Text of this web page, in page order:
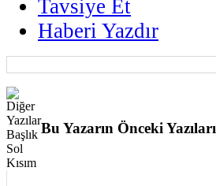
Tavsiye Et
Haberi Yazdır
Bu Yazarın Önceki Yazıları